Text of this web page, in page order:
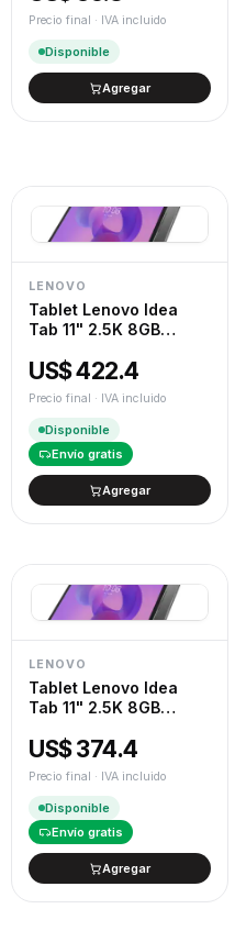
Precio final · IVA incluido
Disponible
Agregar
LENOVO
Tablet Lenovo Idea
Tab 11" 2.5K 8GB
Lenovo Folio + Lápiz
+auriculares bt E310
(2993)
US$ 422.4
Precio final · IVA incluido
Disponible
Envío gratis
Agregar
LENOVO
Tablet Lenovo Idea
Tab 11" 2.5K 8GB
Lenovo Tab Plus (2149)
US$ 374.4
Precio final · IVA incluido
Disponible
Envío gratis
Agregar